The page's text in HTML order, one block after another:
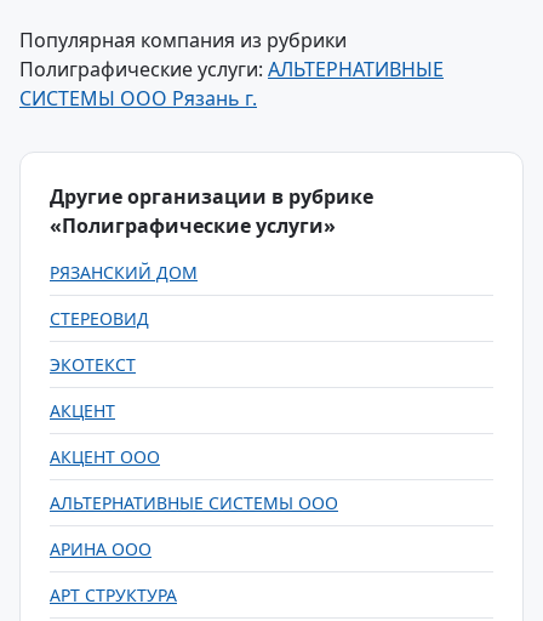
Популярная компания из рубрики
Полиграфические услуги: АЛЬТЕРНАТИВНЫЕ
СИСТЕМЫ ООО Рязань г.
Другие организации в рубрике
«Полиграфические услуги»
РЯЗАНСКИЙ ДОМ
СТЕРЕОВИД
ЭКОТЕКСТ
АКЦЕНТ
АКЦЕНТ ООО
АЛЬТЕРНАТИВНЫЕ СИСТЕМЫ ООО
АРИНА ООО
АРТ СТРУКТУРА